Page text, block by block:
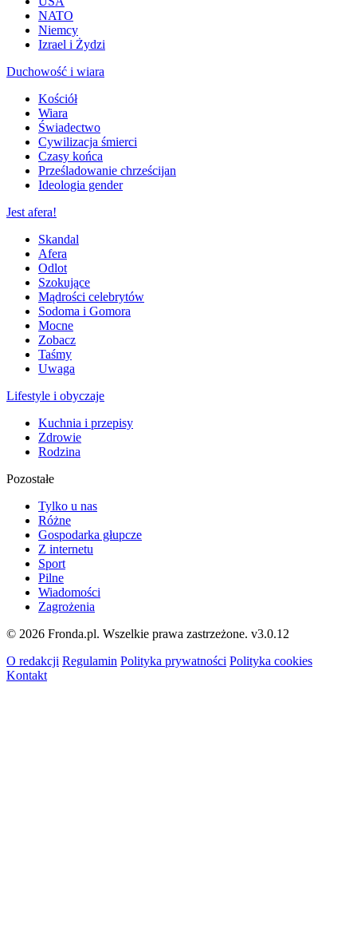
NATO
Niemcy
Izrael i Żydzi
Duchowość i wiara
Kościół
Wiara
Świadectwo
Cywilizacja śmierci
Czasy końca
Prześladowanie chrześcijan
Ideologia gender
Jest afera!
Skandal
Afera
Odlot
Szokujące
Mądrości celebrytów
Sodoma i Gomora
Mocne
Zobacz
Taśmy
Uwaga
Lifestyle i obyczaje
Kuchnia i przepisy
Zdrowie
Rodzina
Pozostałe
Tylko u nas
Różne
Gospodarka głupcze
Z internetu
Sport
Pilne
Wiadomości
Zagrożenia
© 2026 Fronda.pl. Wszelkie prawa zastrzeżone. v3.0.12
O redakcji Regulamin Polityka prywatności Polityka cookies
Kontakt